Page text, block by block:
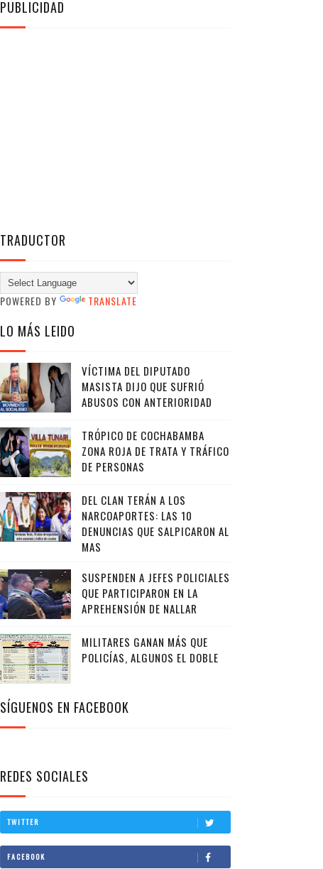
PUBLICIDAD
TRADUCTOR
POWERED BY TRANSLATE
LO MÁS LEIDO
VÍCTIMA DEL DIPUTADO
MASISTA DIJO QUE SUFRIÓ
ABUSOS CON ANTERIORIDAD
TRÓPICO DE COCHABAMBA
ZONA ROJA DE TRATA Y TRÁFICO
DE PERSONAS
DEL CLAN TERÁN A LOS
NARCOAPORTES: LAS 10
DENUNCIAS QUE SALPICARON AL
MAS
SUSPENDEN A JEFES POLICIALES
QUE PARTICIPARON EN LA
APREHENSIÓN DE NALLAR
MILITARES GANAN MÁS QUE
POLICÍAS, ALGUNOS EL DOBLE
SÍGUENOS EN FACEBOOK
REDES SOCIALES
TWITTER
FACEBOOK